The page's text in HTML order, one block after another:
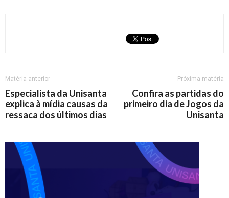
Matéria anterior
Especialista da Unisanta
explica à mídia causas da
ressaca dos últimos dias
Próxima matéria
Confira as partidas do
primeiro dia de Jogos da
Unisanta